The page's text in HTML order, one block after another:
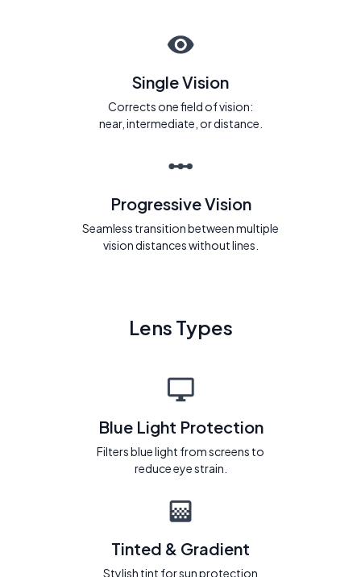
Single Vision
Corrects one field of vision:
near, intermediate, or distance.
Progressive Vision
Seamless transition between multiple
vision distances without lines.
Lens Types
Blue Light Protection
Filters blue light from screens to
reduce eye strain.
Tinted & Gradient
Stylish tint for sun protection